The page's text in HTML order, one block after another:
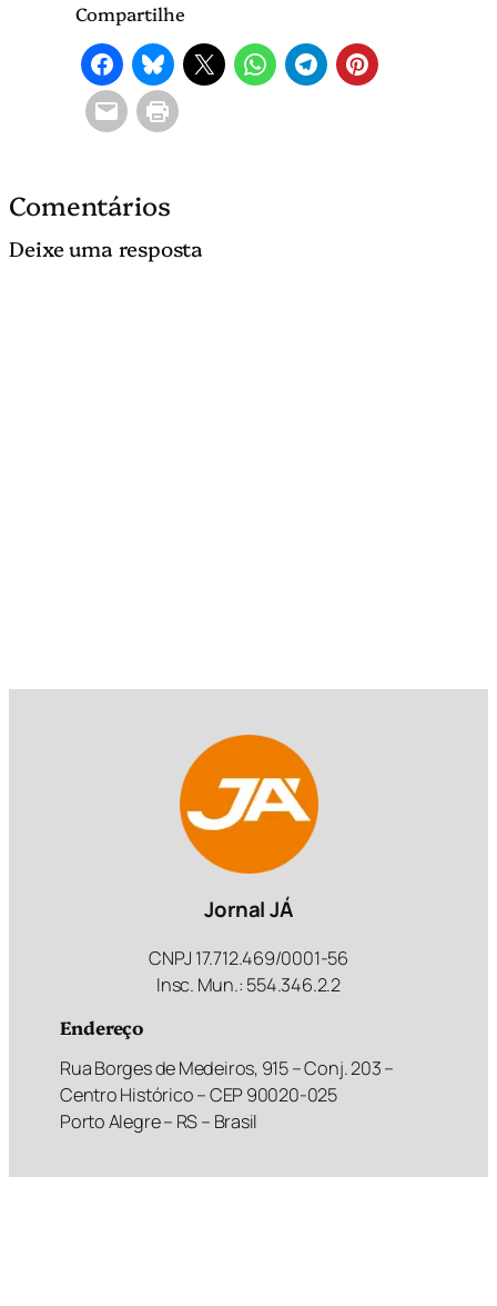
Compartilhe
Comentários
Deixe uma resposta
Jornal JÁ
CNPJ 17.712.469/0001-56
Insc. Mun.: 554.346.2.2
Endereço
Rua Borges de Medeiros, 915 – Conj. 203 –
Centro Histórico – CEP 90020-025
Porto Alegre – RS – Brasil